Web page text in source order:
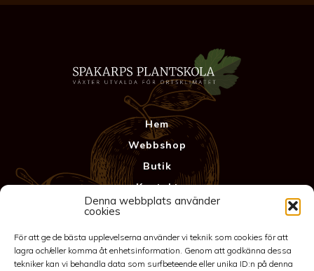
Denna webbplats använder
cookies
För att ge de bästa upplevelserna använder vi teknik som cookies för att
lagra och/eller komma åt enhetsinformation. Genom att godkänna dessa
tekniker kan vi behandla data som surfbeteende eller unika ID:n på denna
Hem
Webbshop
Butik
Kontakt
Anläggning
Integritetspolicy